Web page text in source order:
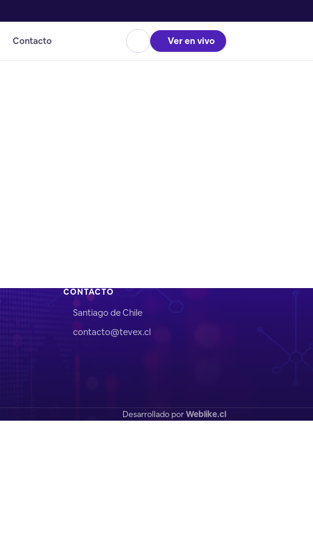
Contacto Ver en vivo
CONTACTO
Santiago de Chile
contacto@tevex.cl
Desarrollado porWeblike.cl